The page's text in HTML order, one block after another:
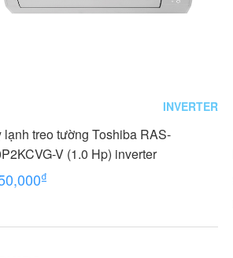
INVERTER
lạnh treo tường Toshiba RAS-
V (1.0 Hp) inverter
₫